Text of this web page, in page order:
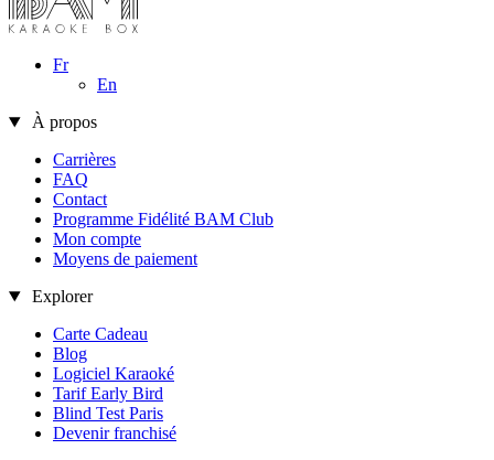
Fr
En
À propos
Carrières
FAQ
Contact
Programme Fidélité BAM Club
Mon compte
Moyens de paiement
Explorer
Carte Cadeau
Blog
Logiciel Karaoké
Tarif Early Bird
Blind Test Paris
Devenir franchisé